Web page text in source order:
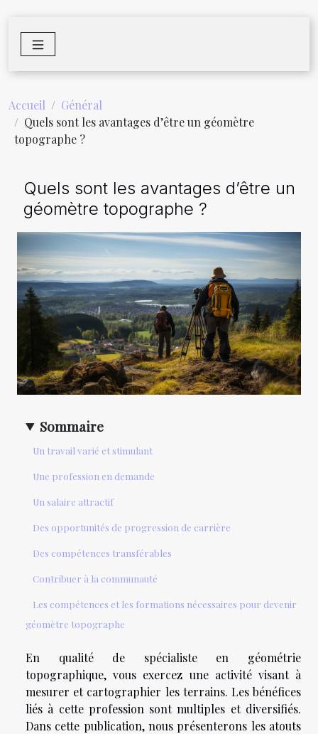
Accueil
Général
Quels sont les avantages d’être un géomètre
topographe ?
Quels sont les avantages d’être un
géomètre topographe ?
Sommaire
Un travail varié et stimulant
Une profession en demande
Un salaire attractif
Des opportunités de progression de carrière
Des compétences transférables
Contribuer à la communauté
Les compétences et les formations nécessaires pour devenir
géomètre topographe
En qualité de spécialiste en géométrie
topographique, vous exercez une activité visant à
mesurer et cartographier les terrains. Les bénéfices
liés à cette profession sont multiples et diversifiés.
Dans cette publication, nous présenterons les atouts